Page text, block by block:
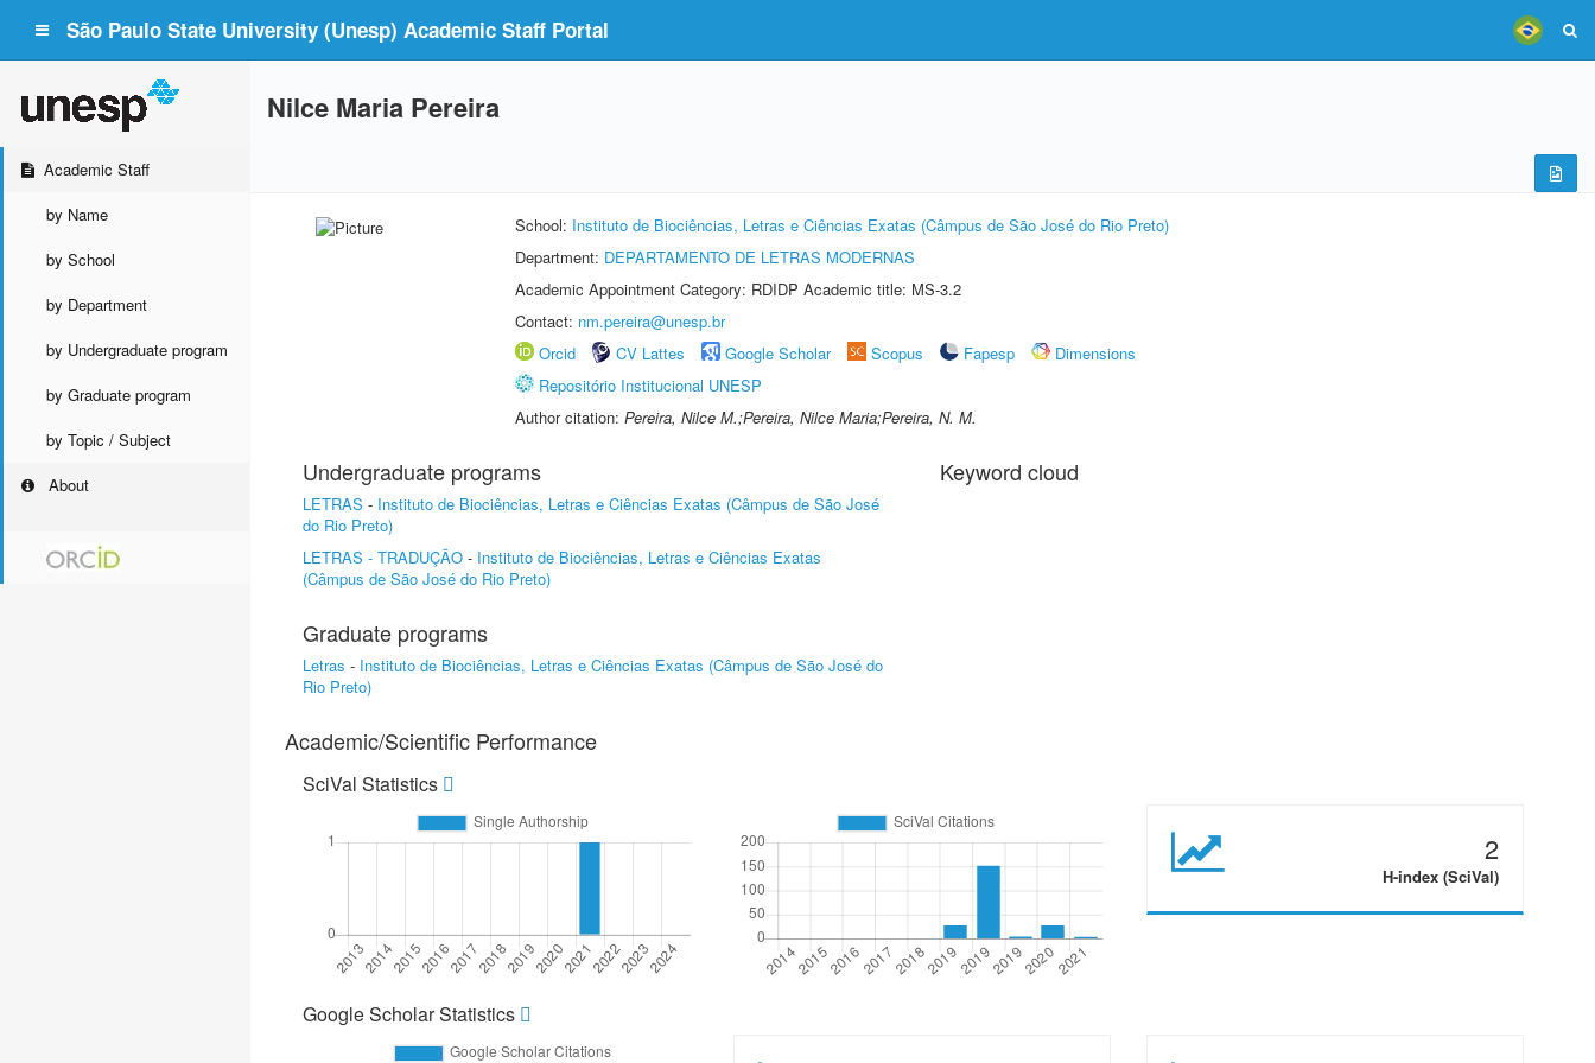
São Paulo State University (Unesp) Academic Staff Portal
Academic Staff
by Name
by School
by Department
by Undergraduate program
by Graduate program
by Topic / Subject
About
Nilce Maria Pereira
School: Instituto de Biociências, Letras e Ciências Exatas (Câmpus de São José do Rio Preto)
Department: DEPARTAMENTO DE LETRAS MODERNAS
Academic Appointment Category: RDIDP Academic title: MS-3.2
Contact: nm.pereira@unesp.br
Orcid
CV Lattes Google Scholar Scopus Fapesp
Dimensions
Repositório Institucional UNESP
Author citation: Pereira, Nilce M.;Pereira, Nilce Maria;Pereira, N. M.
Undergraduate programs
LETRAS - Instituto de Biociências, Letras e Ciências Exatas (Câmpus de São José
do Rio Preto)
LETRAS - TRADUÇÃO - Instituto de Biociências, Letras e Ciências Exatas
(Câmpus de São José do Rio Preto)
Graduate programs
Letras - Instituto de Biociências, Letras e Ciências Exatas (Câmpus de São José do
Rio Preto)
Keyword cloud
Academic/Scientific Performance
SciVal Statistics
2
H-index (SciVal)
Google Scholar Statistics